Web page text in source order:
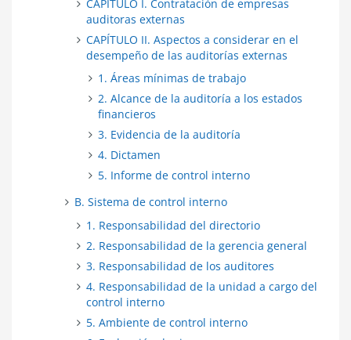
CAPÍTULO I. Contratación de empresas
auditoras externas
CAPÍTULO II. Aspectos a considerar en el
desempeño de las auditorías externas
1. Áreas mínimas de trabajo
2. Alcance de la auditoría a los estados
financieros
3. Evidencia de la auditoría
4. Dictamen
5. Informe de control interno
B. Sistema de control interno
1. Responsabilidad del directorio
2. Responsabilidad de la gerencia general
3. Responsabilidad de los auditores
4. Responsabilidad de la unidad a cargo del
control interno
5. Ambiente de control interno